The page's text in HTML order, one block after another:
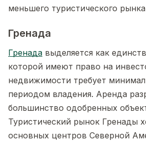
меньшего туристического
Гренада
Гренада выделяется как
которой имеют право на
недвижимости требует
периодом владения. Аренда
большинство одобренных
Туристический рынок Гренады
основных центров Северной